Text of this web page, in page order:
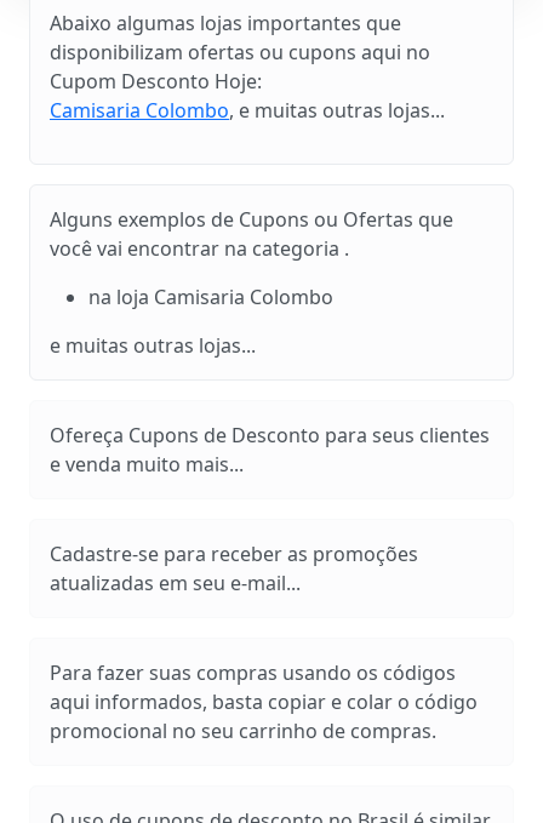
Abaixo algumas lojas importantes que
disponibilizam ofertas ou cupons aqui no
Cupom Desconto Hoje:
Camisaria Colombo, e muitas outras lojas...
Alguns exemplos de Cupons ou Ofertas que
você vai encontrar na categoria .
na loja Camisaria Colombo
e muitas outras lojas...
Ofereça Cupons de Desconto para seus clientes
e venda muito mais...
Cadastre-se para receber as promoções
atualizadas em seu e-mail...
Para fazer suas compras usando os códigos
aqui informados, basta copiar e colar o código
promocional no seu carrinho de compras.